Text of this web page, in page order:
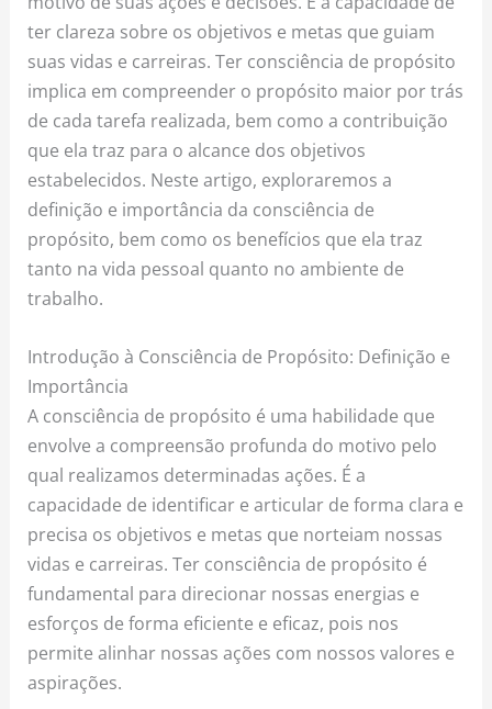
ter clareza sobre os objetivos e metas que guiam
suas vidas e carreiras. Ter consciência de propósito
implica em compreender o propósito maior por trás
de cada tarefa realizada, bem como a contribuição
que ela traz para o alcance dos objetivos
estabelecidos. Neste artigo, exploraremos a
definição e importância da consciência de
propósito, bem como os benefícios que ela traz
tanto na vida pessoal quanto no ambiente de
trabalho.
Introdução à Consciência de Propósito: Definição e
Importância
A consciência de propósito é uma habilidade que
envolve a compreensão profunda do motivo pelo
qual realizamos determinadas ações. É a
capacidade de identificar e articular de forma clara e
precisa os objetivos e metas que norteiam nossas
vidas e carreiras. Ter consciência de propósito é
fundamental para direcionar nossas energias e
esforços de forma eficiente e eficaz, pois nos
permite alinhar nossas ações com nossos valores e
aspirações.